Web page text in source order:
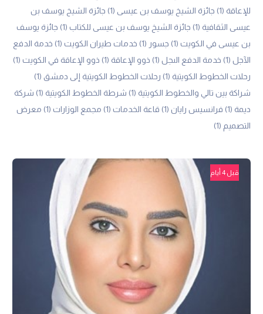
للإعاقة (1) جائزة الشيخ يوسف بن عيسى (1)
جائزة الشيخ يوسف بن
عيسى الثقافية (1) جائزة الشيخ يوسف بن عيسى للكتاب (1)
جائزة يوسف
بن عيسى في الكويت (1) جسور (1) خدمات طيران الكويت (1)
خدمة الدفع
الآجل (1) خدمة الدفع الىجل (1) ذوو الإعاقة (1) ذوو الإعاقة في الكويت (1)
رحلات الخطوط الكويتية (1) رحلات الخطوط الكويتية إلى دمشق (1)
شراكة بين تالي والخطوط الكويتية (1) شرطة الخطوط الكويتية (1)
شركة
ديمة (1) فرانسيس رايان (1) قاعة الخدمات (1) مجمع الوزارات (1)
معرض
التصميم (1)
قبل 4 أيام